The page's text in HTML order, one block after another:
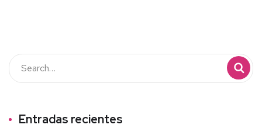
Entradas recientes